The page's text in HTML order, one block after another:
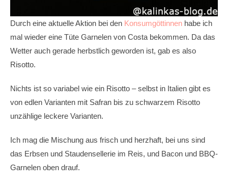
Durch eine aktuelle Aktion bei den Konsumgöttinnen habe ich
mal wieder eine Tüte Garnelen von Costa bekommen. Da das
Wetter auch gerade herbstlich geworden ist, gab es also
Risotto.
Nichts ist so variabel wie ein Risotto – selbst in Italien gibt es
von edlen Varianten mit Safran bis zu schwarzem Risotto
unzählige leckere Varianten.
Ich mag die Mischung aus frisch und herzhaft, bei uns sind
das Erbsen und Staudensellerie im Reis, und Bacon und BBQ-
Garnelen oben drauf.